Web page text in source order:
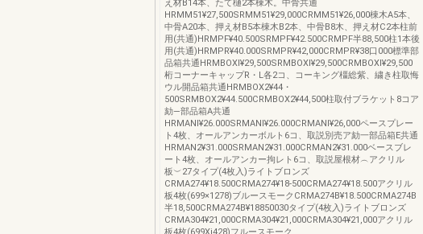
え材B14本、たて樋2本棟木。中骨共通
HRMM51¥27,500SRMM51¥29,000CRMM51¥26,000棟木A5本、
中骨A20本、押え材B5本棟木B2本、中骨B8木、押え材C2本柱前
用(共通)HRMPF¥40.500SRMPF¥42.500CRMPF半88,500柱1本後
用(共通)HRMPR¥40.000SRMPR¥42,000CRMPR¥38口000標準部
品箱共通HRMBOXl¥29,500SRMBOXl¥29,500CRMBOXl¥29,500
桁コーナーキャップR・L各2コ、コーキング橿総紫、繍き柱取悔
ウル開品箱共通HRMBOX2¥44・
500SRMBOX2¥44.500CRMBOX2¥44,500柱取付ブラケット8コア
劾―部品箱A共通
HRMANl¥26.000SRMANl¥26.000CRMANl¥26,000ペースプレー
ト4枚、オールアンカーボルト6コ、取説別売ア劾一部品箱E共通
HRMAN2¥31.000SRMAN2¥31.000CRMAN2¥31.000ベースブレ
ート4枚、オールアンカー拘レト6コ、取説屋根材︵アクリル
板︶27タイプ(4枚入)ライトブロンズ
CRMA274¥18.500CRMA274¥18‐500CRMA274¥18.500アクリル
板4枚(699×1278)ブルースモークCRMA274B¥18.500CRMA274B
半18,500CRMA274B¥18850030タイプ(4枚入)ライトブロンズ
CRMA304¥21,000CRMA304¥21,000CRMA304¥21,000アクリル